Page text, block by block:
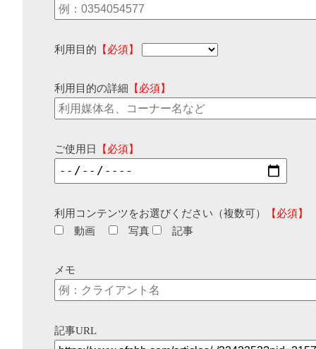
利用目的 【必須】
利用目的の詳細 【必須】
ご使用日 【必須】
利用コンテンツをお選びください（複数可）
【必須】
動画
写真 記事
メモ
記事URL